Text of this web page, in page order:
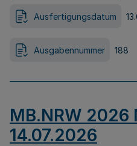
Ausfertigungsdatum
Ausgabennummer 188
MB.NRW 2026
14.07.2026